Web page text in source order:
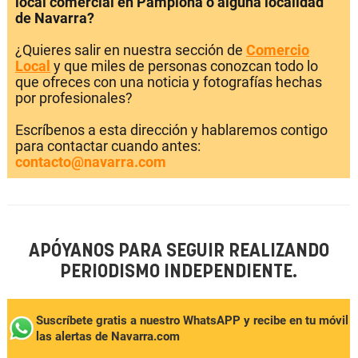
de Navarra?
¿Quieres salir en nuestra sección de Comercio
Local y que miles de personas conozcan todo lo
que ofreces con una noticia y fotografías hechas
por profesionales?
Escríbenos a esta dirección y hablaremos contigo
para contactar cuando antes:
contacto@navarra.com
APÓYANOS PARA SEGUIR REALIZANDO
PERIODISMO INDEPENDIENTE.
Suscríbete gratis a nuestro WhatsAPP y recibe en tu móvil
las alertas de Navarra.com